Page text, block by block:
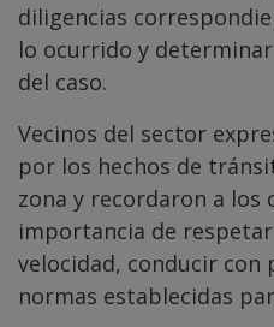
diligencias
lo ocurrido y
del caso.
Vecinos del sector
por los hechos de
zona y recordaron a los
importancia de
velocidad, conducir con
normas establecidas